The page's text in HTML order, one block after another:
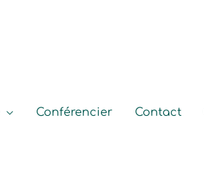
Conférencier Contact